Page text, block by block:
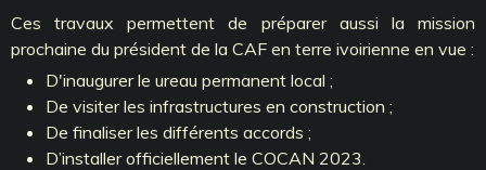
Ces travaux permettent de préparer aussi la mission
prochaine du président de la CAF en terre ivoirienne en vue :
D'inaugurer le ureau permanent local ;
De visiter les infrastructures en construction ;
De finaliser les différents accords ;
D’installer officiellement le COCAN 2023.